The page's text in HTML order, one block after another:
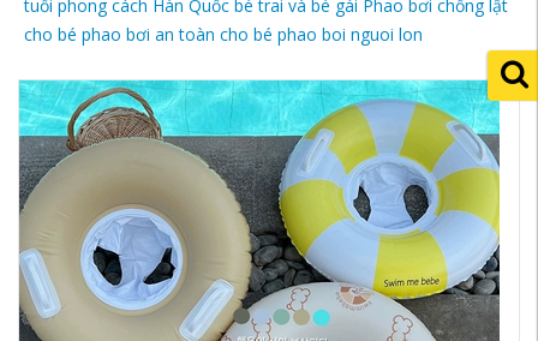
tuổi phong cách Hàn Quốc bé trai và bé gái Phao bơi chống lật
cho bé phao bơi an toàn cho bé phao boi nguoi lon